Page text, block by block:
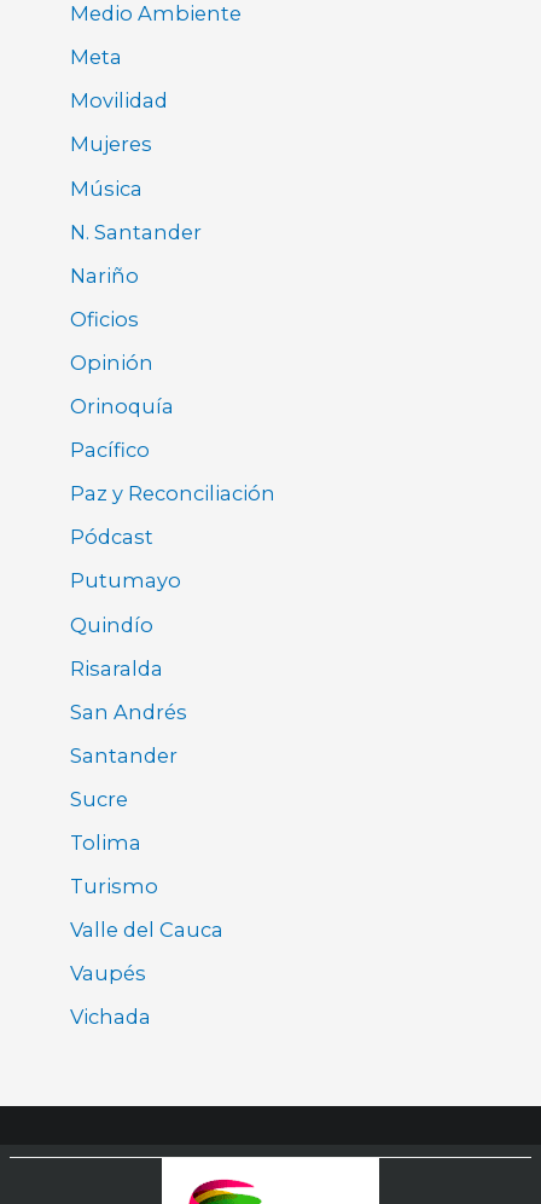
Medio Ambiente
Meta
Movilidad
Mujeres
Música
N. Santander
Nariño
Oficios
Opinión
Orinoquía
Pacífico
Paz y Reconciliación
Pódcast
Putumayo
Quindío
Risaralda
San Andrés
Santander
Sucre
Tolima
Turismo
Valle del Cauca
Vaupés
Vichada